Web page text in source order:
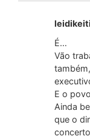
leidikeiti
É…
Vão
E o
Ainda
que o